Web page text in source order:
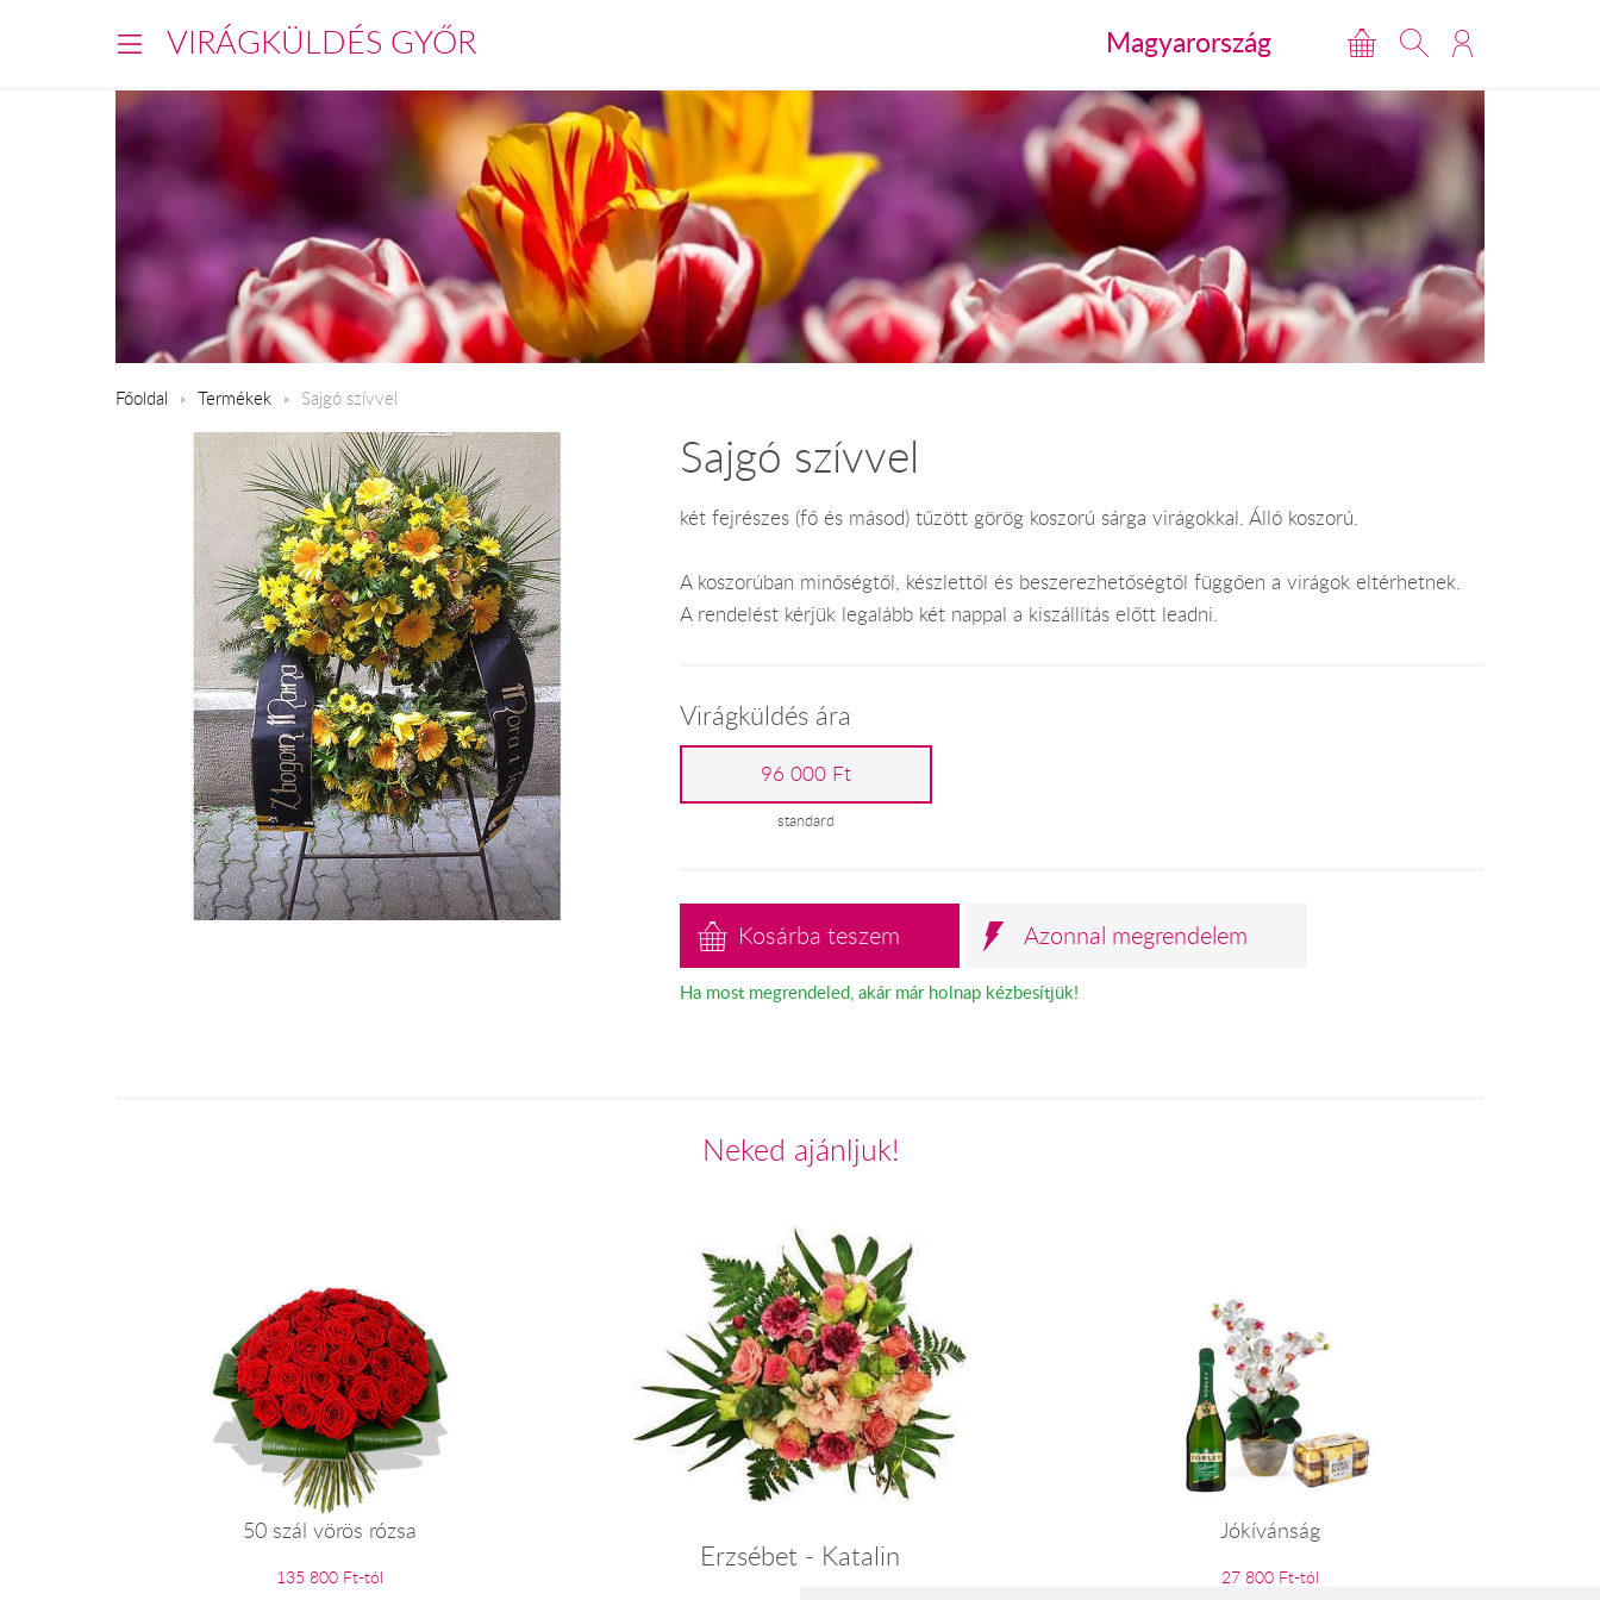
VIRÁGKÜLDÉS GYŐR Magyarország
Főoldal Termékek Sajgó szívvel
Sajgó szívvel
két fejrészes (fő és másod) tűzött görög koszorú sárga virágokkal. Álló koszorú.
A koszorúban minőségtől, készlettől és beszerezhetőségtől függően a virágok eltérhetnek.
A rendelést kérjük legalább két nappal a kiszállítás előtt leadni.
Virágküldés ára
96 000 Ft
standard
Kosárba teszem Azonnal megrendelem
Ha most megrendeled, akár már holnap kézbesítjük!
Neked ajánljuk!
50 szál vörös rózsa
135 800 Ft-tól
Erzsébet - Katalin
Jókívánság
27 800 Ft-tól